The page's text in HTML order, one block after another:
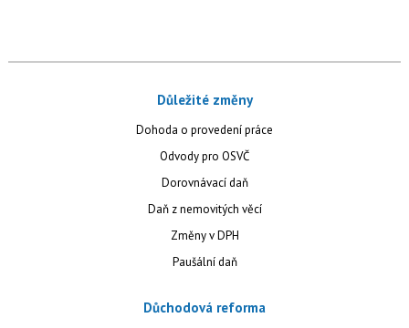
Důležité změny
Dohoda o provedení práce
Odvody pro OSVČ
Dorovnávací daň
Daň z nemovitých věcí
Změny v DPH
Paušální daň
Důchodová reforma